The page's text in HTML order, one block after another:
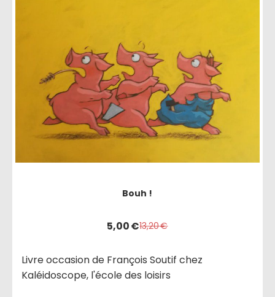
Bouh !
5,00€13,20€
Livre occasion de François Soutif chez
Kaléidoscope, l'école des loisirs